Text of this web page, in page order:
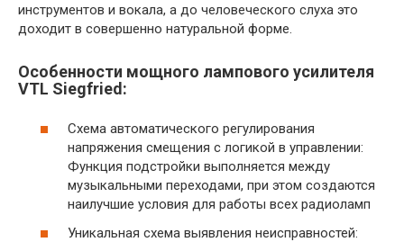
инструментов и вокала, а до человеческого слуха это
доходит в совершенно натуральной форме.
Особенности мощного лампового усилителя
VTL Siegfried:
Схема автоматического регулирования
напряжения смещения с логикой в управлении:
Функция подстройки выполняется между
музыкальными переходами, при этом создаются
наилучшие условия для работы всех радиоламп
Уникальная схема выявления неисправностей: